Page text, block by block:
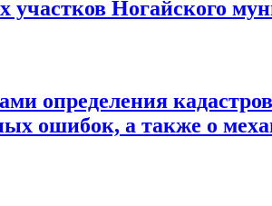
участков Ногайского
определения
ошибок, а также о